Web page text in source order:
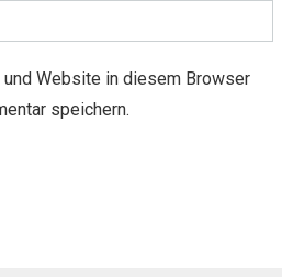
Website in diesem Browser
speichern.